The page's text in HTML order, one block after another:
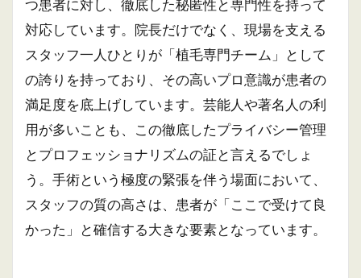
つ患者に対し、徹底した秘匿性と専門性を持って
対応しています。院長だけでなく、現場を支える
スタッフ一人ひとりが「植毛専門チーム」として
の誇りを持っており、その高いプロ意識が患者の
満足度を底上げしています。芸能人や著名人の利
用が多いことも、この徹底したプライバシー管理
とプロフェッショナリズムの証と言えるでしょ
う。手術という極度の緊張を伴う場面において、
スタッフの質の高さは、患者が「ここで受けて良
かった」と確信する大きな要素となっています。